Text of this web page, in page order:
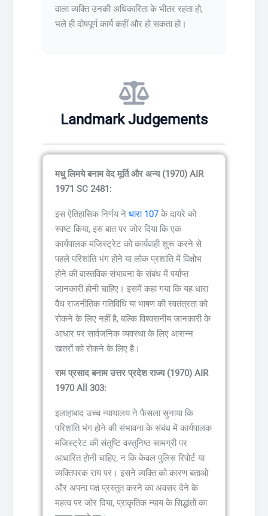
वाला व्यक्ति उनकी अधिकारिता के भीतर रहता हो,
भले ही दोषपूर्ण कार्य कहीं और हो सकता हो।
Landmark Judgements
मधु लिमये बनाम वेद मूर्ति और अन्य (1970) AIR
1971 SC 2481:
इस ऐतिहासिक निर्णय ने धारा 107 के दायरे को
स्पष्ट किया, इस बात पर जोर दिया कि एक
कार्यपालक मजिस्ट्रेट को कार्यवाही शुरू करने से
पहले परिशांति भंग होने या लोक प्रशांति में विक्षोभ
होने की वास्तविक संभावना के संबंध में पर्याप्त
जानकारी होनी चाहिए। इसमें कहा गया कि यह धारा
वैध राजनीतिक गतिविधि या भाषण की स्वतंत्रता को
रोकने के लिए नहीं है, बल्कि विश्वसनीय जानकारी के
आधार पर सार्वजनिक व्यवस्था के लिए आसन्न
खतरों को रोकने के लिए है।
राम प्रसाद बनाम उत्तर प्रदेश राज्य (1970) AIR
1970 All 303:
इलाहाबाद उच्च न्यायालय ने फैसला सुनाया कि
परिशांति भंग होने की संभावना के संबंध में कार्यपालक
मजिस्ट्रेट की संतुष्टि वस्तुनिष्ठ सामग्री पर
आधारित होनी चाहिए, न कि केवल पुलिस रिपोर्ट या
व्यक्तिपरक राय पर। इसने व्यक्ति को कारण बताओ
और अपना पक्ष प्रस्तुत करने का अवसर देने के
महत्व पर जोर दिया, प्राकृतिक न्याय के सिद्धांतों का